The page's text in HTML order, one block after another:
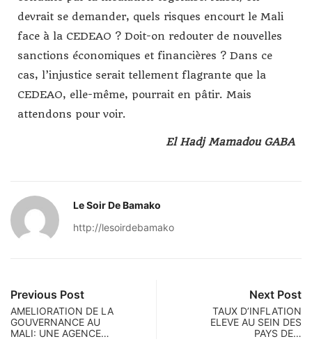
devrait se demander, quels risques encourt le Mali
face à la CEDEAO ? Doit-on redouter de nouvelles
sanctions économiques et financières ? Dans ce
cas, l’injustice serait tellement flagrante que la
CEDEAO, elle-même, pourrait en pâtir. Mais
attendons pour voir.
El Hadj Mamadou GABA
Le Soir De Bamako
http://lesoirdebamako
Previous Post
AMELIORATION DE LA
GOUVERNANCE AU
MALI: UNE AGENCE…
Next Post
TAUX D’INFLATION
ELEVE AU SEIN DES
PAYS DE…